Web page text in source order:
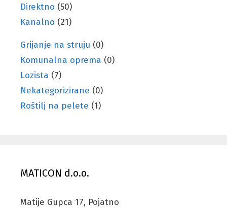
Direktno (50)
Kanalno (21)
Grijanje na struju (0)
Komunalna oprema (0)
Lozista (7)
Nekategorizirane (0)
Roštilj na pelete (1)
MATICON d.o.o.
Matije Gupca 17, Pojatno